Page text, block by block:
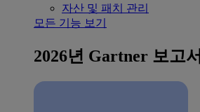
자산 및 패치 관리
모든 기능 보기
2026년 Gartner 보고서